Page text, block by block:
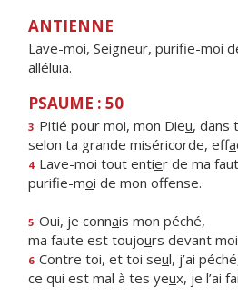
ANTIENNE
Lave-moi, Seigneur, purifie-moi
alléluia.
PSAUME : 50
3 Pitié pour moi, mon Dieu, dans
selon ta grande miséricorde, effa
4 Lave-moi tout entier de ma
purifie-moi de mon offense.
5 Oui, je connais mon péché,
ma faute est toujours devant
6 Contre toi, et toi seul, j’ai
ce qui est mal à tes yeux, je l’ai